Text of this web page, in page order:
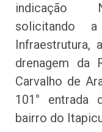
indicação
solicitando
Infraestrutura,
drenagem da
Carvalho de
101° entrada
bairro do